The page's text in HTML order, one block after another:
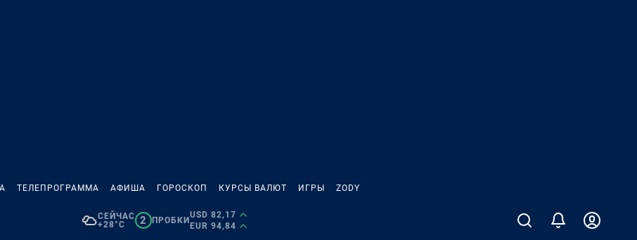
ТЕЛЕПРОГРАММА АФИША ГОРОСКОП КУРСЫ ВАЛЮТ ИГРЫ ZODY
СЕЙЧАС
+28°C
2 ПРОБКИ
USD 82,17
EUR 94,84